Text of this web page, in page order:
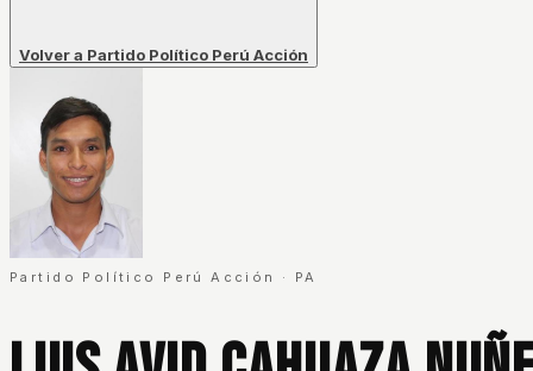
Volver a Partido Político Perú Acción
Partido Político Perú Acción · PA